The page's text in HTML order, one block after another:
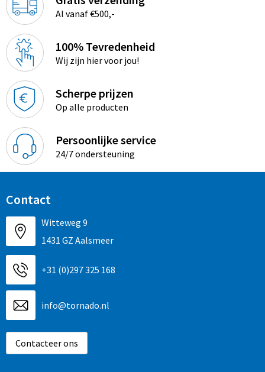
Al vanaf €500,-
100% Tevredenheid
Wij zijn hier voor jou!
Scherpe prijzen
Op alle producten
Persoonlijke service
24/7 ondersteuning
Contact
Witteweg 9
1431 GZ Aalsmeer
+31 (0)297 325 168
info@tornado.nl
Contacteer ons